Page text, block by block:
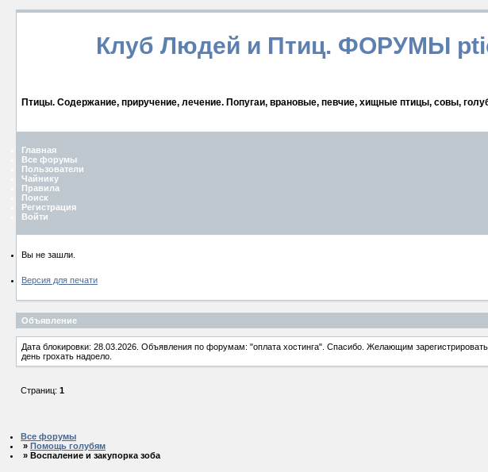
Клуб Людей и Птиц. ФОРУМЫ
Птицы. Содержание, приручение, лечение. Попугаи, врановые, певчие, хищные птицы, совы,
Главная
Все форумы
Пользователи
Чайнику
Правила
Поиск
Регистрация
Войти
Вы не зашли.
Версия для печати
Объявление
Дата блокировки: 28.03.2026. Объявления по форумам: "оплата хостинга". Спасибо. Желающим
день грохать надоело.
Страниц: 1
Все форумы
» Помощь голубям
» Воспаление и закупорка зоба